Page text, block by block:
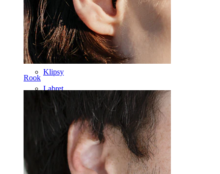
Rook
Helix
Ucho
Septum
14k Złoto
Klipsy
Labret
Język
Tragus
Sztanga